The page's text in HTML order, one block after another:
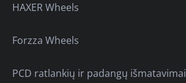
HAXER Wheels
Forzza Wheels
PCD ratlankių ir padangų išmatavimai